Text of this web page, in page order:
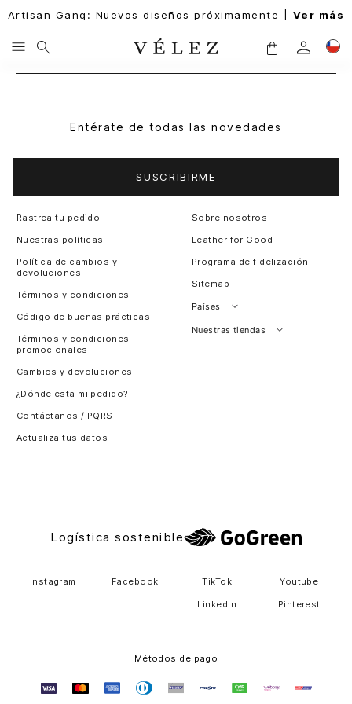
Artisan Gang: Nuevos diseños próximamente | Ver más
Entérate de todas las novedades
SUSCRIBIRME
Rastrea tu pedido
Nuestras políticas
Política de cambios y
devoluciones
Términos y condiciones
Código de buenas prácticas
Términos y condiciones
promocionales
Cambios y devoluciones
¿Dónde esta mi pedido?
Contáctanos / PQRS
Actualiza tus datos
Sobre nosotros
Leather for Good
Programa de fidelización
Sitemap
Países
Perú
Nuestras tiendas
Logística sostenible
Instagram Facebook TikTok Youtube
LinkedIn Pinterest
Métodos de pago